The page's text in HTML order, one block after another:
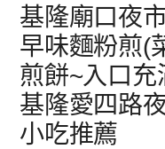
基隆廟口夜
早味麵粉煎(
煎餅~入口充
基隆愛四路
小吃推薦